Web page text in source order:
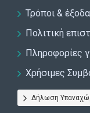
Τρόποι &
Πολιτική
Πληροφορίες
Χρήσιμες
Δήλωση